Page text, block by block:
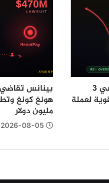
رغم انهيارها إلى أدنى مستوى لها في 3
لعملة
مليون دولار
2026-08-05